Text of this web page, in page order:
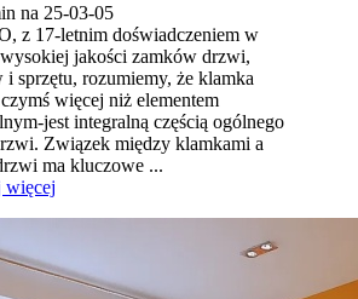
na 25-03-05
z 17-letnim doświadczeniem w
jakości zamków drzwi,
sprzętu, rozumiemy, że klamka
więcej niż elementem
jest integralną częścią ogólnego
Związek między klamkami a
ma kluczowe ...
więcej